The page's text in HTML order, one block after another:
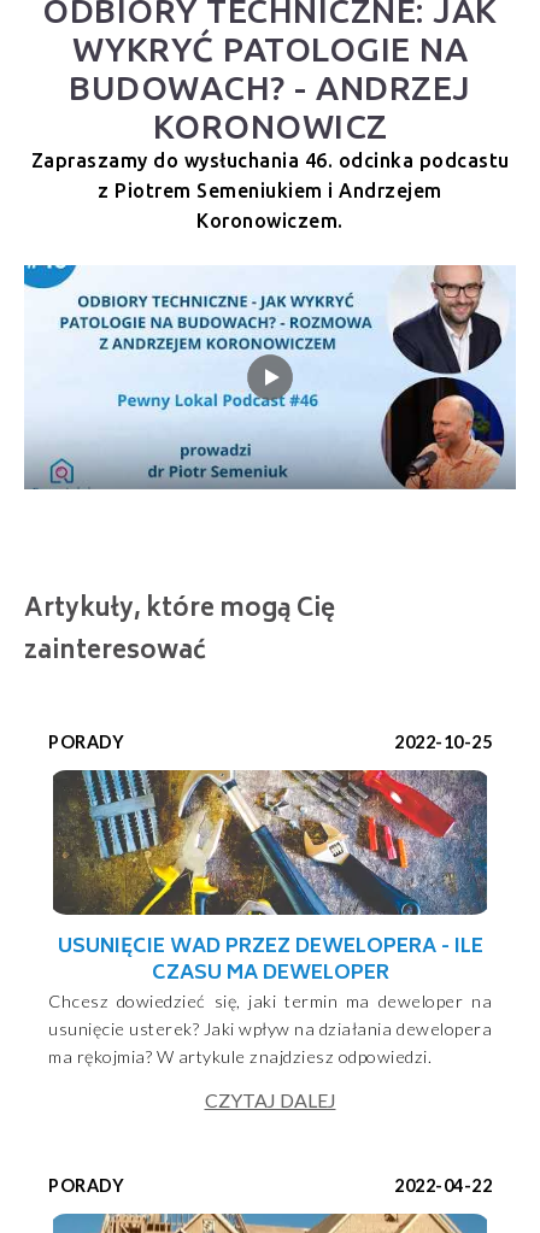
ODBIORY TECHNICZNE: JAK
WYKRYĆ PATOLOGIE NA
BUDOWACH? - ANDRZEJ
KORONOWICZ
Zapraszamy do wysłuchania 46. odcinka podcastu
z Piotrem Semeniukiem i Andrzejem
Koronowiczem.
Artykuły, które mogą Cię
zainteresować
PORADY 2022-10-25
USUNIĘCIE WAD PRZEZ DEWELOPERA - ILE
CZASU MA DEWELOPER
Chcesz dowiedzieć się, jaki termin ma deweloper na
usunięcie usterek? Jaki wpływ na działania dewelopera
ma rękojmia? W artykule znajdziesz odpowiedzi.
CZYTAJ DALEJ
PORADY 2022-04-22